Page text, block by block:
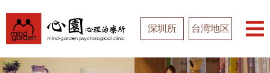
深圳所 台湾地区